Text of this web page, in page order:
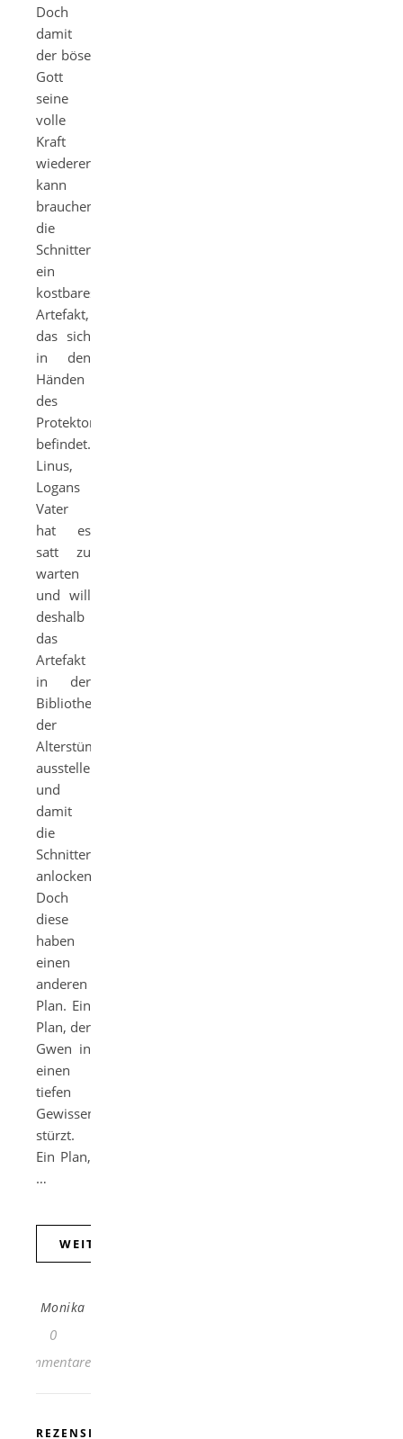
Doch
damit
der böse
Gott
seine
volle
Kraft
wiedererlangen
kann
brauchen
die
Schnitter
ein
kostbares
Artefakt,
das sich
in den
Händen
des
Protektorats
befindet.
Linus,
Logans
Vater
hat es
satt zu
warten
und will
deshalb
das
Artefakt
in der
Bibliothek
der
Alterstümer
ausstellen
und
damit
die
Schnitter
anlocken.
Doch
diese
haben
einen
anderen
Plan. Ein
Plan, der
Gwen in
einen
tiefen
Gewissenskonflikt
stürzt.
Ein Plan,
…
WEITERLESEN
Monika
0
Kommentare
REZENSION